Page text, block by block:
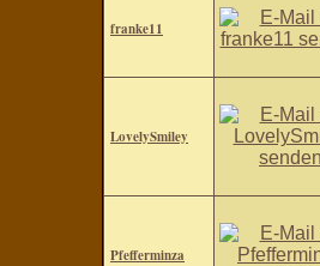
franke11
LovelySmiley
Pfefferminza